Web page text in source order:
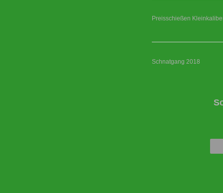
Preisschießen
Schnatgang 2018